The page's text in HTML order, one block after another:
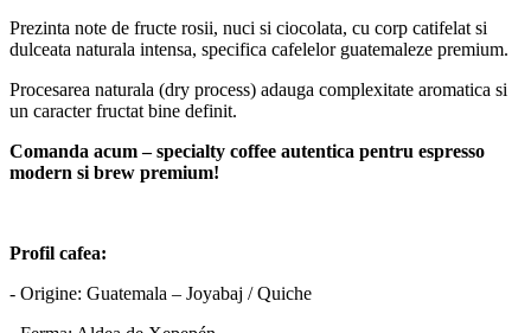
Prezinta note de fructe rosii, nuci si ciocolata, cu corp catifelat si
dulceata naturala intensa, specifica cafelelor guatemaleze premium.
Procesarea naturala (dry process) adauga complexitate aromatica si
un caracter fructat bine definit.
Comanda acum – specialty coffee autentica pentru espresso
modern si brew premium!
Profil cafea:
- Origine: Guatemala – Joyabaj / Quiche